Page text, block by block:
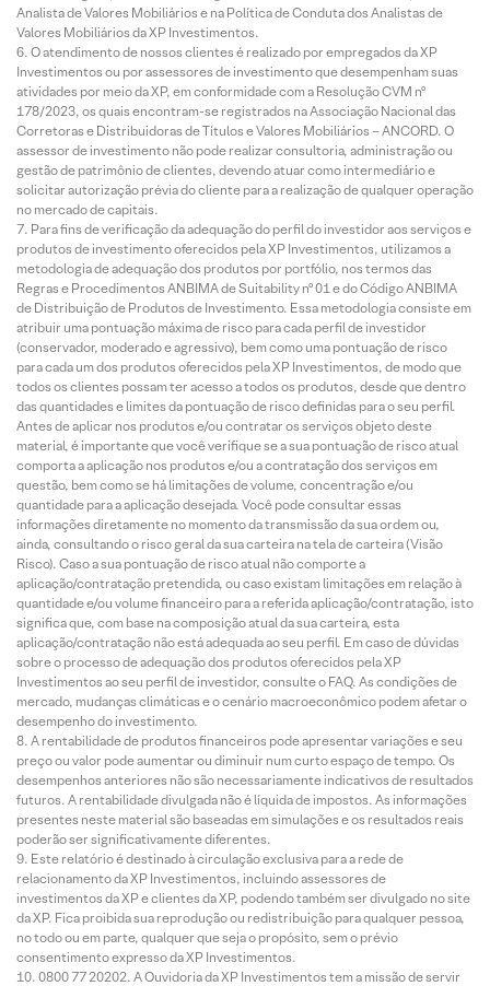
Analista de Valores Mobiliários e na Política de Conduta dos Analistas de
Valores Mobiliários da XP Investimentos.
O atendimento de nossos clientes é realizado por empregados da XP
Investimentos ou por assessores de investimento que desempenham suas
atividades por meio da XP, em conformidade com a Resolução CVM nº
178/2023, os quais encontram-se registrados na Associação Nacional das
Corretoras e Distribuidoras de Títulos e Valores Mobiliários – ANCORD. O
assessor de investimento não pode realizar consultoria, administração ou
gestão de patrimônio de clientes, devendo atuar como intermediário e
solicitar autorização prévia do cliente para a realização de qualquer operação
no mercado de capitais.
Para fins de verificação da adequação do perfil do investidor aos serviços e
produtos de investimento oferecidos pela XP Investimentos, utilizamos a
metodologia de adequação dos produtos por portfólio, nos termos das
Regras e Procedimentos ANBIMA de Suitability nº 01 e do Código ANBIMA
de Distribuição de Produtos de Investimento. Essa metodologia consiste em
atribuir uma pontuação máxima de risco para cada perfil de investidor
(conservador, moderado e agressivo), bem como uma pontuação de risco
para cada um dos produtos oferecidos pela XP Investimentos, de modo que
todos os clientes possam ter acesso a todos os produtos, desde que dentro
das quantidades e limites da pontuação de risco definidas para o seu perfil.
Antes de aplicar nos produtos e/ou contratar os serviços objeto deste
material, é importante que você verifique se a sua pontuação de risco atual
comporta a aplicação nos produtos e/ou a contratação dos serviços em
questão, bem como se há limitações de volume, concentração e/ou
quantidade para a aplicação desejada. Você pode consultar essas
informações diretamente no momento da transmissão da sua ordem ou,
ainda, consultando o risco geral da sua carteira na tela de carteira (Visão
Risco). Caso a sua pontuação de risco atual não comporte a
aplicação/contratação pretendida, ou caso existam limitações em relação à
quantidade e/ou volume financeiro para a referida aplicação/contratação, isto
significa que, com base na composição atual da sua carteira, esta
aplicação/contratação não está adequada ao seu perfil. Em caso de dúvidas
sobre o processo de adequação dos produtos oferecidos pela XP
Investimentos ao seu perfil de investidor, consulte o FAQ. As condições de
mercado, mudanças climáticas e o cenário macroeconômico podem afetar o
desempenho do investimento.
A rentabilidade de produtos financeiros pode apresentar variações e seu
preço ou valor pode aumentar ou diminuir num curto espaço de tempo. Os
desempenhos anteriores não são necessariamente indicativos de resultados
futuros. A rentabilidade divulgada não é líquida de impostos. As informações
presentes neste material são baseadas em simulações e os resultados reais
poderão ser significativamente diferentes.
Este relatório é destinado à circulação exclusiva para a rede de
relacionamento da XP Investimentos, incluindo assessores de
investimentos da XP e clientes da XP, podendo também ser divulgado no site
da XP. Fica proibida sua reprodução ou redistribuição para qualquer pessoa,
no todo ou em parte, qualquer que seja o propósito, sem o prévio
consentimento expresso da XP Investimentos.
0800 77 20202. A Ouvidoria da XP Investimentos tem a missão de servir